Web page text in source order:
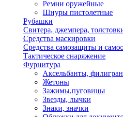
Ремни оружейные
Шнуры пистолетные
Рубашки
Свитера, джемпера,
Средства маскировки
Средства самозащиты и
Тактическое снаряжение
Фурнитура
Аксельбанты,
Жетоны
Зажимы,пуговицы
Звезды, лычки
Знаки, значки